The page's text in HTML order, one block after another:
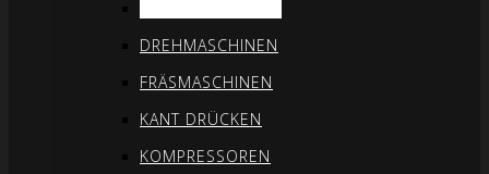
DREHMASCHINEN
FRÄSMASCHINEN
KANT DRÜCKEN
KOMPRESSOREN